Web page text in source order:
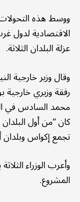
ووسط هذه التحولات
الاقتصادية لدول
عزلة البلدان الثلاثة.
وقال وزير خارجية
رفقة وزيري خارجية
محمد السادس في
كان “من أول
تجمع إكواس
وأعرب الوزراء
المشروع.